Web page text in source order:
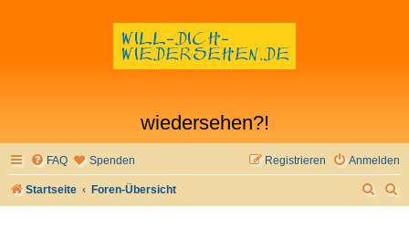
wiedersehen?!
FAQ Spenden Anmelden
Registrieren
Startseite Foren-Übersicht